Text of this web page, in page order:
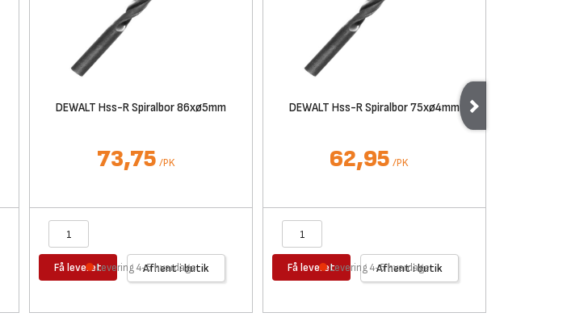
DEWALT Hss-R Spiralbor 86xø5mm
73,75 /PK
Få leveret Afhent i butik
Levering 4-5 hverdage
DEWALT Hss-R Spiralbor 75xø4mm
62,95 /PK
Få leveret Afhent i butik
Levering 4-5 hverdage